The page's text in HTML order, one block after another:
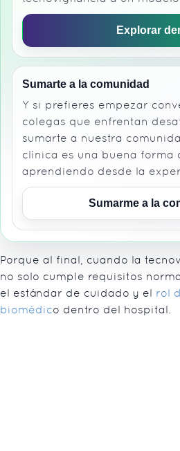
Explorar
Sumarte a la comunidad
Y si prefieres empezar
colegas que enfrentan
sumarte a nuestra
clínica es una buena forma
aprendiendo desde la
Sumarme a la
Porque al final, cuando la
no solo cumple requisitos
el estándar de cuidado y el rol
biomédico dentro del hospital.